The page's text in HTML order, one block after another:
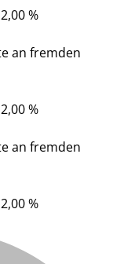
%
an fremden
%
an fremden
%